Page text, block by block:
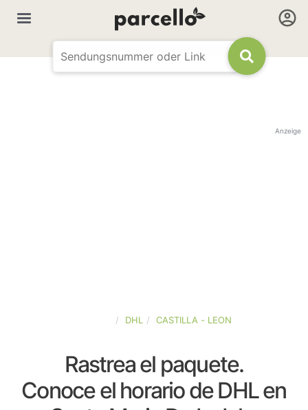
Anzeige
DHL CASTILLA - LEON
Rastrea el paquete.
Conoce el horario de DHL en